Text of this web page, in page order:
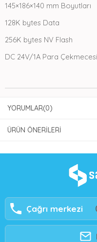
145×186×140 mm Boyutları
128K bytes Data
256K bytes NV Flash
DC 24V/1A Para Çekmecesi
YORUMLAR(0)
ÜRÜN ÖNERILERI
Çağrı merkezi